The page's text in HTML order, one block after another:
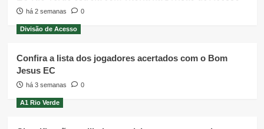
há 2 semanas 0
Divisão de Acesso
Confira a lista dos jogadores acertados com o Bom
Jesus EC
há 3 semanas 0
A1 Rio Verde